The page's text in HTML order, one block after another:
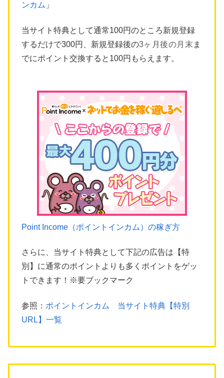
ンカム 」
当サイト特典として通常100円のところ新規登録
するだけで300円、新規登録後の3ヶ月後の月末 ま
でにポイント交換すると100円もらえます。
Point Income（ポイントインカム）の稼ぎ方
さらに、当サイト特典として下記の広告は【特
別】に通常のポイントよりも多くポイントをゲッ
トできます！※要ブックマーク
参照： ポイントインカム 当サイト特典【特別
URL】一覧